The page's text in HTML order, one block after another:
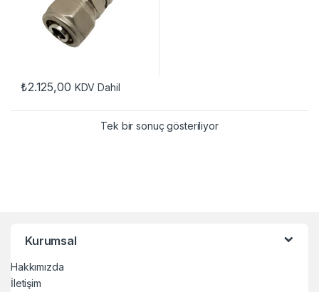
₺2.125,00 KDV Dahil
Tek bir sonuç gösteriliyor
Kurumsal
Hakkımızda
İletişim